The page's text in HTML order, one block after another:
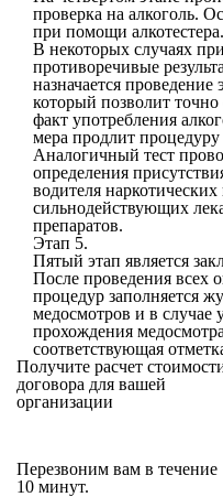
проверка на алкоголь.
при помощи алкотестера.
В некоторых случаях
противоречивые
назначается проведение
который позволит точно
факт употребления
мера продлит
Аналогичный тест
определения
водителя
сильнодействующих
препаратов.
Этап 5.
Пятый этап является
После проведения всех
процедур заполняется
медосмотров и в случае
прохождения
соответствующая
Получите расчет
договора для вашей
организации
Перезвоним вам в течение
10 минут.